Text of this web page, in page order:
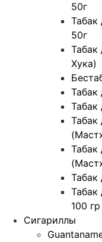
50г
Табак
50г
Табак
Хука)
Табак
Табак
Табак
Табак
Табак
Табак
100 гр
Сигариллы